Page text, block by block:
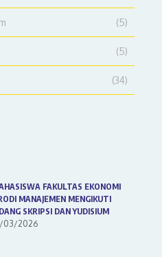
(5)
(5)
(34)
FAKULTAS EKONOMI
MANAJEMEN MENGIKUTI
SKRIPSI DAN YUDISIUM
03/2026